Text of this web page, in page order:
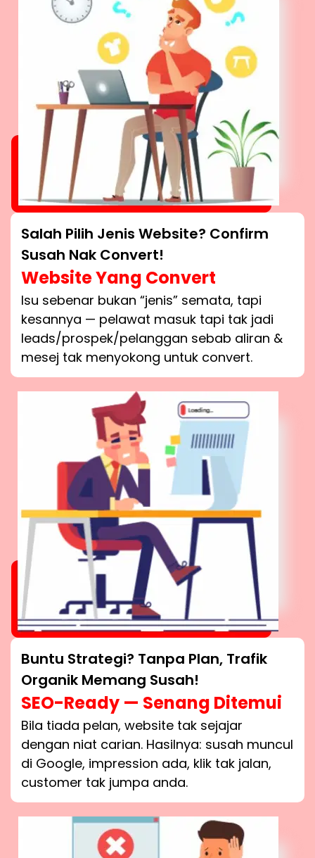
Salah Pilih Jenis Website? Confirm
Susah Nak Convert!
Website Yang Convert
Isu sebenar bukan “jenis” semata, tapi
kesannya — pelawat masuk tapi tak jadi
leads/prospek/pelanggan sebab aliran &
mesej tak menyokong untuk convert.
Buntu Strategi? Tanpa Plan, Trafik
Organik Memang Susah!
SEO-Ready — Senang Ditemui
Bila tiada pelan, website tak sejajar
dengan niat carian. Hasilnya: susah muncul
di Google, impression ada, klik tak jalan,
customer tak jumpa anda.